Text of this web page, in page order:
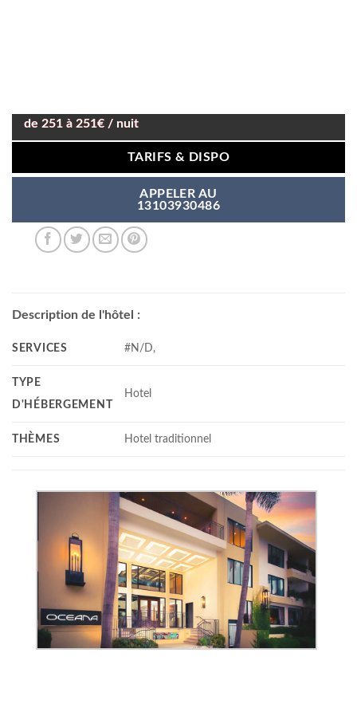
de 251 à 251€ / nuit
TARIFS & DISPO
APPELER AU
13103930486
Description de l'hôtel :
SERVICES #N/D,
TYPE
D'HÉBERGEMENT
Hotel
THÈMES Hotel traditionnel